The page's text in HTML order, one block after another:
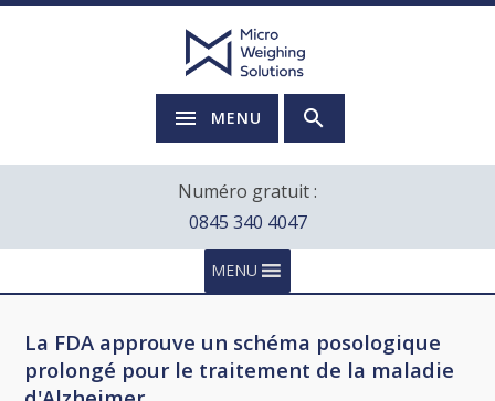
MENU
Numéro gratuit :
0845 340 4047
MENU
La FDA approuve un schéma posologique
prolongé pour le traitement de la maladie